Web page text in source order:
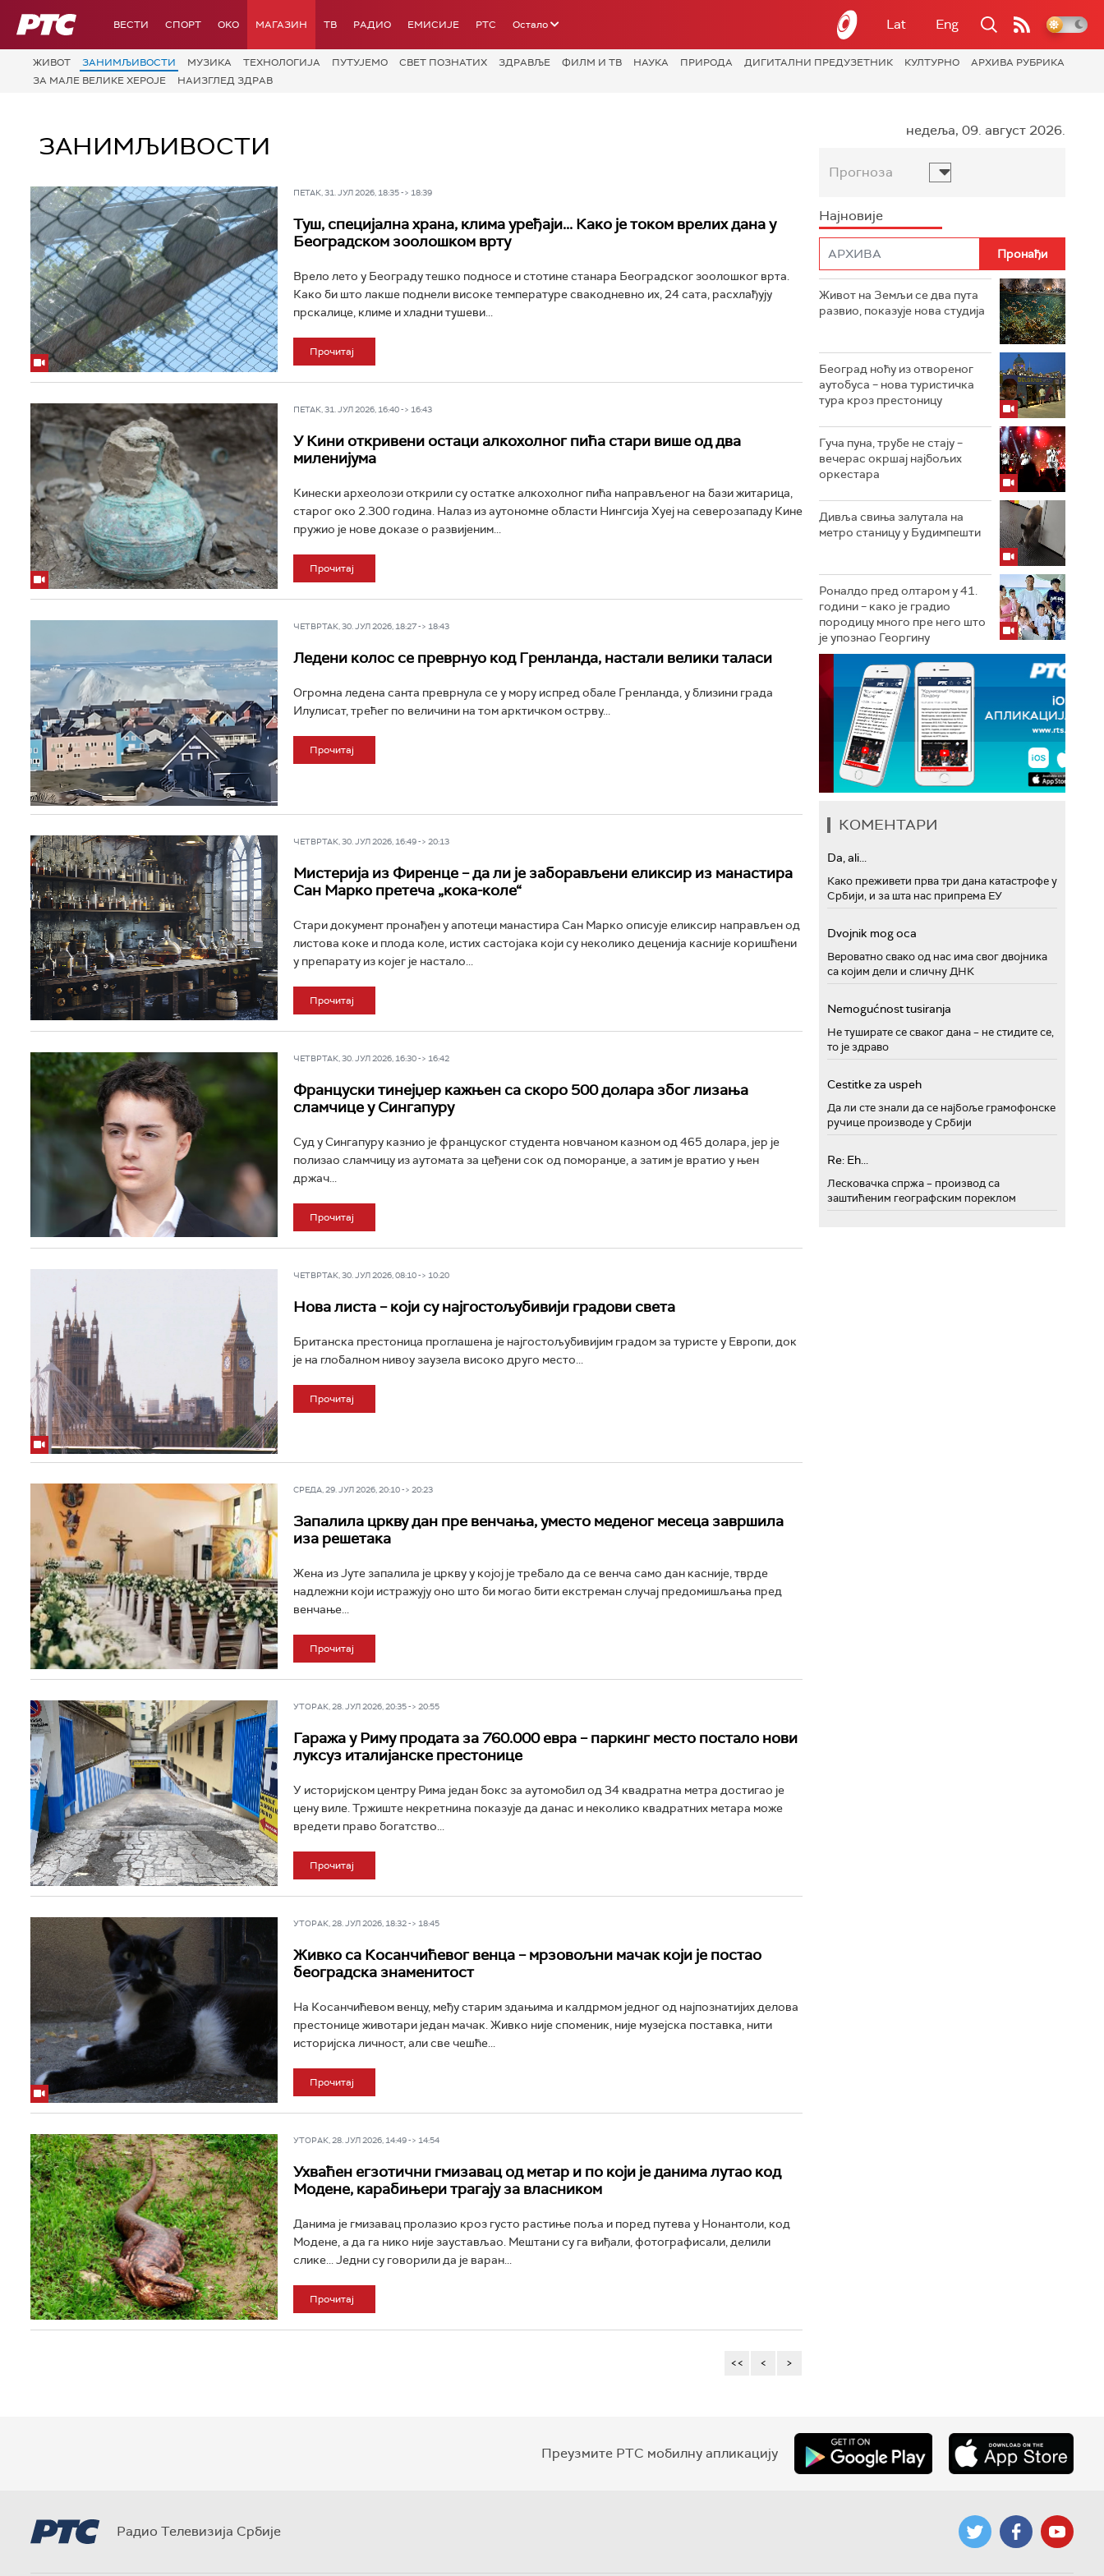
РТС ВЕСТИ СПОРТ OKO МАГАЗИН ТВ РАДИО ЕМИСИЈЕ РТС Остало Lat Eng
ЖИВОТ ЗАНИМЉИВОСТИ МУЗИКА ТЕХНОЛОГИЈA ПУТУЈЕМО СВЕТ ПОЗНАТИХ ЗДРАВЉЕ ФИЛМ И ТВ НАУКА ПРИРОДА ДИГИТАЛНИ ПРЕДУЗЕТНИК КУЛТУРНО
АРХИВА РУБРИКА
ЗА МАЛЕ ВЕЛИКЕ ХЕРОЈЕ
НАИЗГЛЕД ЗДРАВ
ЗАНИМЉИВОСТИ
ПЕТАК, 31. ЈУЛ 2026, 18:35 -> 18:39
Туш, специјална храна, клима уређаји... Како је током врелих дана у
Београдском зоолошком врту
Врело лето у Београду тешко подносе и стотине станара Београдског зоолошког врта.
Како би што лакше поднели високе температуре свакодневно их, 24 сата, расхлађују
прскалице, климе и хладни тушеви...
Прочитај
ПЕТАК, 31. ЈУЛ 2026, 16:40 -> 16:43
У Кини откривени остаци алкохолног пића стари више од два
миленијума
Кинески археолози открили су остатке алкохолног пића направљеног на бази житарица,
старог око 2.300 година. Налаз из аутономне области Нингсија Хуеј на северозападу Кине
пружио је нове доказе о развијеним...
Прочитај
ЧЕТВРТАК, 30. ЈУЛ 2026, 18:27 -> 18:43
Ледени колос се преврнуо код Гренланда, настали велики таласи
Огромна ледена санта преврнула се у мору испред обале Гренланда, у близини града
Илулисат, трећег по величини на том арктичком острву...
Прочитај
ЧЕТВРТАК, 30. ЈУЛ 2026, 16:49 -> 20:13
Мистерија из Фиренце – да ли је заборављени еликсир из манастира
Сан Марко претеча „кока-коле“
Стари документ пронађен у апотеци манастира Сан Марко описује еликсир направљен од
листова коке и плода коле, истих састојака који су неколико деценија касније коришћени
у препарату из којег је настало...
Прочитај
ЧЕТВРТАК, 30. ЈУЛ 2026, 16:30 -> 16:42
Француски тинејџер кажњен са скоро 500 долара због лизања
сламчице у Сингапуру
Суд у Сингапуру казнио је француског студента новчаном казном од 465 долара, јер је
полизао сламчицу из аутомата за цеђени сок од поморанџе, а затим је вратио у њен
држач...
Прочитај
ЧЕТВРТАК, 30. ЈУЛ 2026, 08:10 -> 10:20
Нова листа – који су најгостољубивији градови света
Британска престоница проглашена је најгостољубивијим градом за туристе у Европи, док
је на глобалном нивоу заузела високо друго место...
Прочитај
СРЕДА, 29. ЈУЛ 2026, 20:10 -> 20:23
Запалила цркву дан пре венчања, уместо меденог месеца завршила
иза решетака
Жена из Јуте запалила је цркву у којој је требало да се венча само дан касније, тврде
надлежни који истражују оно што би могао бити екстреман случај предомишљања пред
венчање...
Прочитај
УТОРАК, 28. ЈУЛ 2026, 20:35 -> 20:55
Гаража у Риму продата за 760.000 евра – паркинг место постало нови
луксуз италијанске престонице
У историјском центру Рима један бокс за аутомобил од 34 квадратна метра достигао је
цену виле. Тржиште некретнина показује да данас и неколико квадратних метара може
вредети право богатство...
Прочитај
УТОРАК, 28. ЈУЛ 2026, 18:32 -> 18:45
Живко са Косанчићевог венца – мрзовољни мачак који је постао
београдска знаменитост
На Косанчићевом венцу, међу старим здањима и калдрмом једног од најпознатијих делова
престонице животари један мачак. Живко није споменик, није музејска поставка, нити
историјска личност, али све чешће...
Прочитај
УТОРАК, 28. ЈУЛ 2026, 14:49 -> 14:54
Ухваћен егзотични гмизавац од метар и по који је данима лутао код
Модене, карабињери трагају за власником
Данима је гмизавац пролазио кроз густо растиње поља и поред путева у Нонантоли, код
Модене, а да га нико није заустављао. Мештани су га виђали, фотографисали, делили
слике... Једни су говорили да је варан...
Прочитај
<< < >
недеља, 09. август 2026.
Прогноза
Најновије
Живот на Земљи се два пута
развио, показује нова студија
Београд ноћу из отвореног
аутобуса – нова туристичка
тура кроз престоницу
Гуча пуна, трубе не стају –
вечерас окршај најбољих
оркестара
Дивља свиња залутала на
метро станицу у Будимпешти
Роналдо пред олтаром у 41.
години – како је градио
породицу много пре него што
је упознао Георгину
КОМЕНТАРИ
Da, ali...
Како преживети прва три дана катастрофе у
Србији, и за шта нас припрема ЕУ
Dvojnik mog oca
Вероватно свако од нас има свог двојника
са којим дели и сличну ДНК
Nemogućnost tusiranja
Не туширате се сваког дана – не стидите се,
то је здраво
Cestitke za uspeh
Да ли сте знали да се најбоље грамофонске
ручице производе у Србији
Re: Eh...
Лесковачка спржа – производ са
заштићеним географским пореклом
Преузмите РТС мобилну апликацију
Радио Телевизија Србије